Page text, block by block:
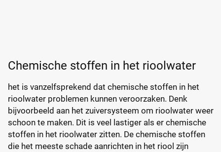
Chemische stoffen in het rioolwater
het is vanzelfsprekend dat chemische stoffen in het
rioolwater problemen kunnen veroorzaken. Denk
bijvoorbeeld aan het zuiversysteem om rioolwater weer
schoon te maken. Dit is veel lastiger als er chemische
stoffen in het rioolwater zitten. De chemische stoffen
die het meeste schade aanrichten in het riool zijn